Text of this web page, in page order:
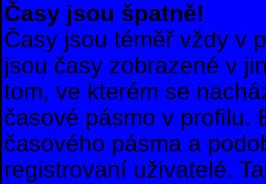
Časy jsou špatně!
Časy jsou téměř vždy v
jsou časy zobrazené v
tom, ve kterém se
časové pásmo v profilu.
časového pásma a
registrovaní uživatelé.